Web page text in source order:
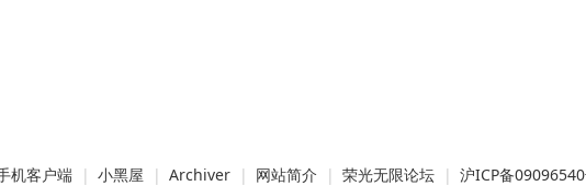
机客户端 | 小黑屋 | Archiver | 网站简介 | 荣光无限论坛 | 沪ICP备